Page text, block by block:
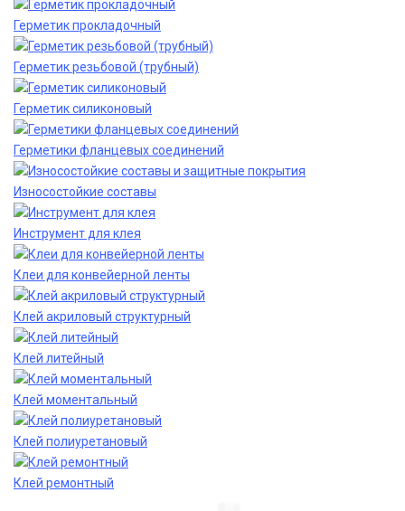
Герметик прокладочный
Герметик резьбовой (трубный)
Герметик силиконовый
Герметики фланцевых соединений
Износостойкие составы
Инструмент для клея
Клеи для конвейерной ленты
Клей акриловый структурный
Клей литейный
Клей моментальный
Клей полиуретановый
Клей ремонтный